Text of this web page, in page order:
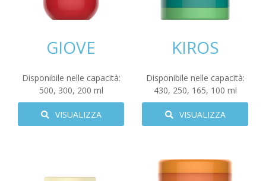
GIOVE
Disponibile nelle capacità:
500, 300, 200 ml
VISUALIZZA
KIROS
Disponibile nelle capacità:
430, 250, 165, 100 ml
VISUALIZZA